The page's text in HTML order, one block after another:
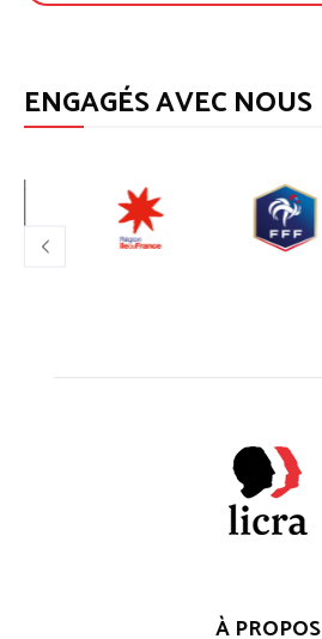
ENGAGÉS AVEC NOUS
À PROPOS